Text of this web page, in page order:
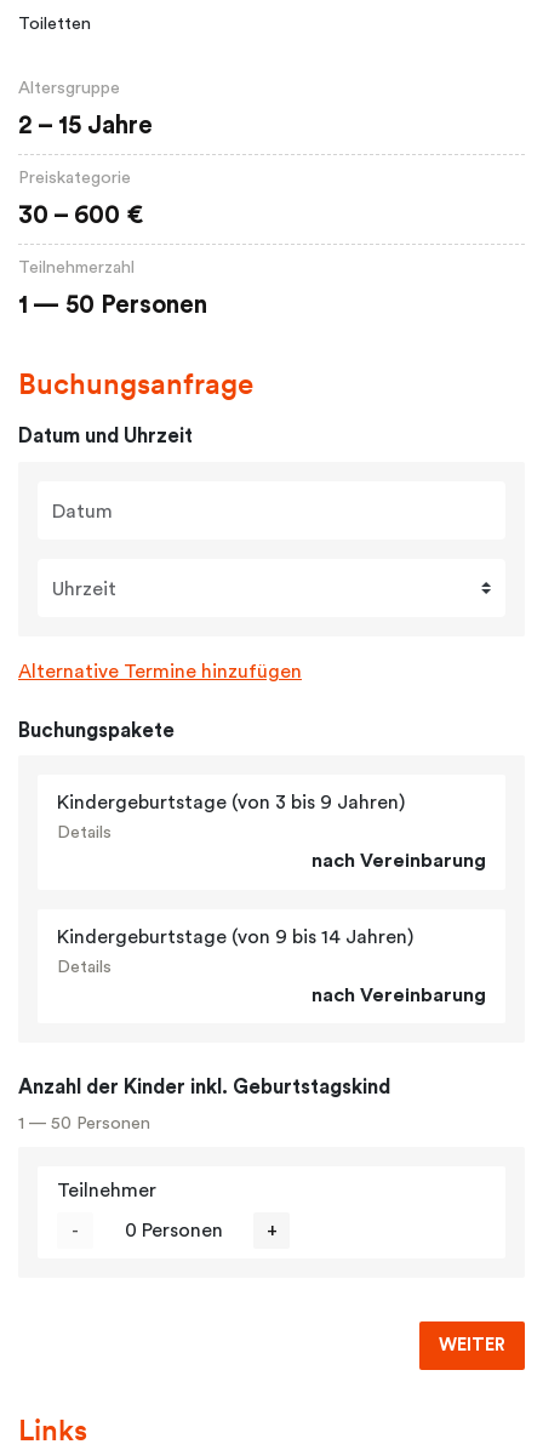
Toiletten
Altersgruppe
2 – 15 Jahre
Preiskategorie
30 – 600 €
Teilnehmerzahl
1 — 50 Personen
Buchungsanfrage
Datum und Uhrzeit
Datum
Uhrzeit
Alternative Termine hinzufügen
Buchungspakete
Kindergeburtstage (von 3 bis 9 Jahren)
Details
nach Vereinbarung
Kindergeburtstage (von 9 bis 14 Jahren)
Details
nach Vereinbarung
Anzahl der Kinder inkl. Geburtstagskind
1 — 50 Personen
Teilnehmer
- 0 Personen +
WEITER
Links